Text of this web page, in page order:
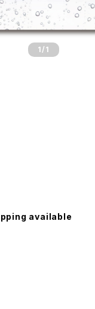
1 /1
available